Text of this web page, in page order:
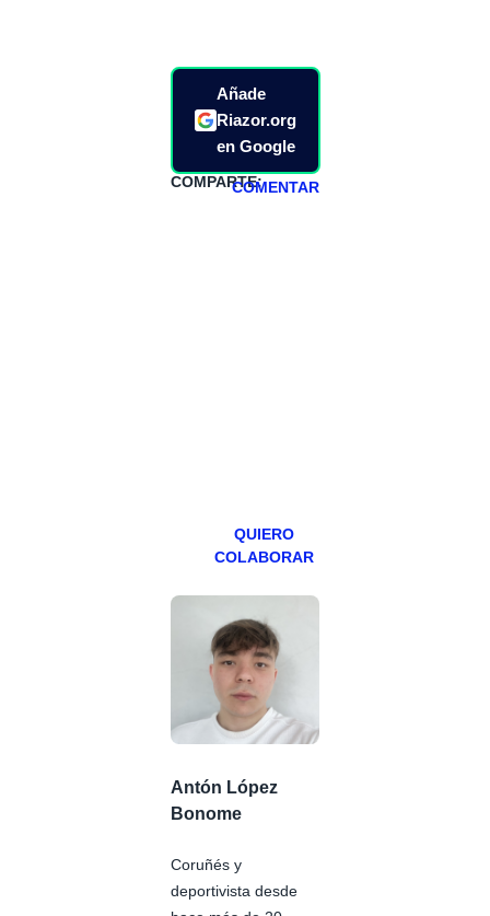
Añade
Riazor.org
en Google
COMPARTE:COMENTAR
QUIERO
COLABORAR
Antón López
Bonome
Coruñés y
deportivista desde